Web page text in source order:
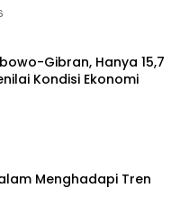
Gibran, Hanya 15,7
Kondisi Ekonomi
Menghadapi Tren